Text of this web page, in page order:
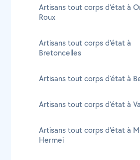
Artisans tout corps d'état à
Roux
Artisans tout corps d'état à
Bretoncelles
Artisans tout corps d'état à
Artisans tout corps d'état à
Artisans tout corps d'état à
Hermei